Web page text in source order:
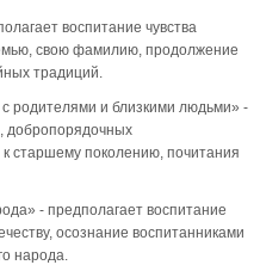
воспитание чувства
свою фамилию, продолжение
традиций.
родителями и близкими людьми» -
добропорядочных
старшему поколению, почитания
- предполагает воспитание
осознание воспитанниками
народа.